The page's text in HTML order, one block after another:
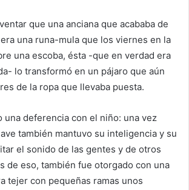
que una anciana que acababa de
una runa-mula que los viernes en la
una escoba, ésta -que en verdad era
lo transformó en un pájaro que aún
de la ropa que llevaba puesta.
una deferencia con el niño: una vez
también mantuvo su inteligencia y su
el sonido de las gentes y de otros
de eso, también fue otorgado con una
tejer con pequeñas ramas unos